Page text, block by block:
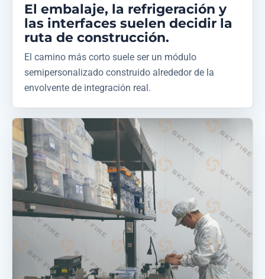
El embalaje, la refrigeración y
las interfaces suelen decidir la
ruta de construcción.
El camino más corto suele ser un módulo
semipersonalizado construido alrededor de la
envolvente de integración real.